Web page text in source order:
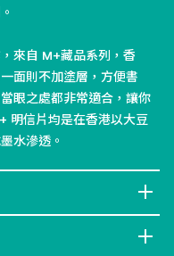
來自 M+藏品系列，香
面則不加塗層，方便書
眼之處都非常適合，讓你
明信片均是在香港以大豆
水滲透。